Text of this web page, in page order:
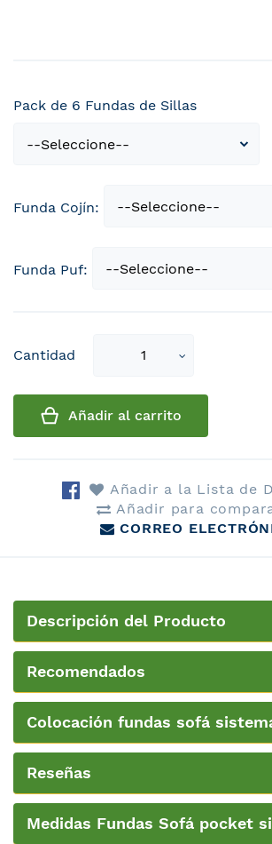
Pack de 6 Fundas de Sillas
Funda Cojín:
Funda Puf:
Cantidad
Select
Añadir al carrito
Añadir a la Lista de
Añadir para
CORREO
Descripción del Producto
Recomendados
Colocación fundas sofá
Reseñas
Medidas Fundas Sofá pocket